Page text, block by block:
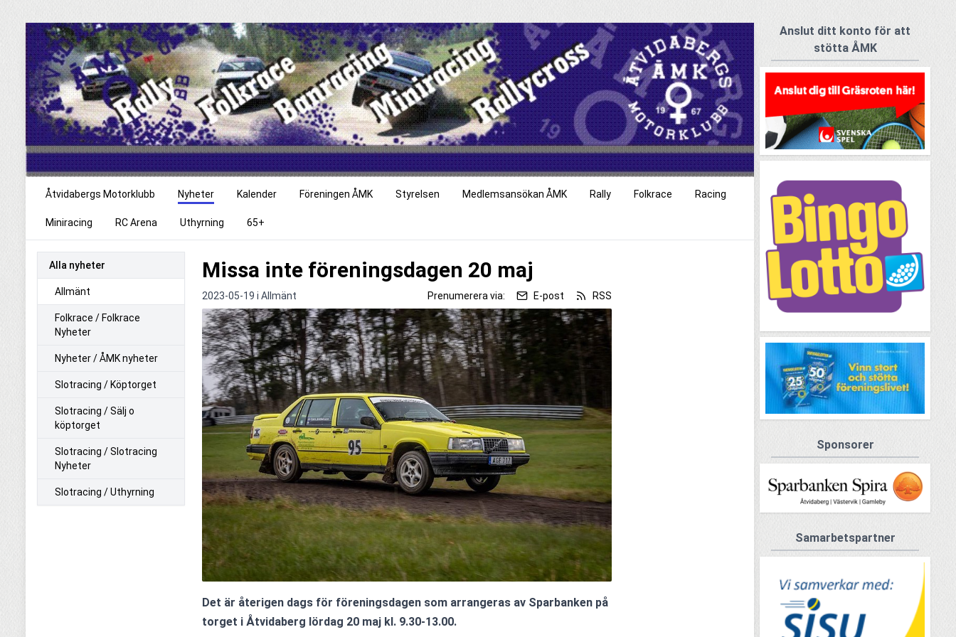
Åtvidabergs Motorklubb Nyheter Kalender Föreningen ÅMK Styrelsen Medlemsansökan ÅMK Rally Folkrace Racing
Miniracing RC Arena Uthyrning 65+
Alla nyheter
Allmänt
Folkrace / Folkrace
Nyheter
Nyheter / ÅMK nyheter
Slotracing / Köptorget
Slotracing / Sälj o
köptorget
Slotracing / Slotracing
Nyheter
Slotracing / Uthyrning
Missa inte föreningsdagen 20 maj
2023-05-19 i Allmänt Prenumerera via: E-post RSS
Det är återigen dags för föreningsdagen som arrangeras av Sparbanken på
torget i Åtvidaberg lördag 20 maj kl. 9.30-13.00.
Anslut ditt konto för att
stötta ÅMK
Sponsorer
Samarbetspartner